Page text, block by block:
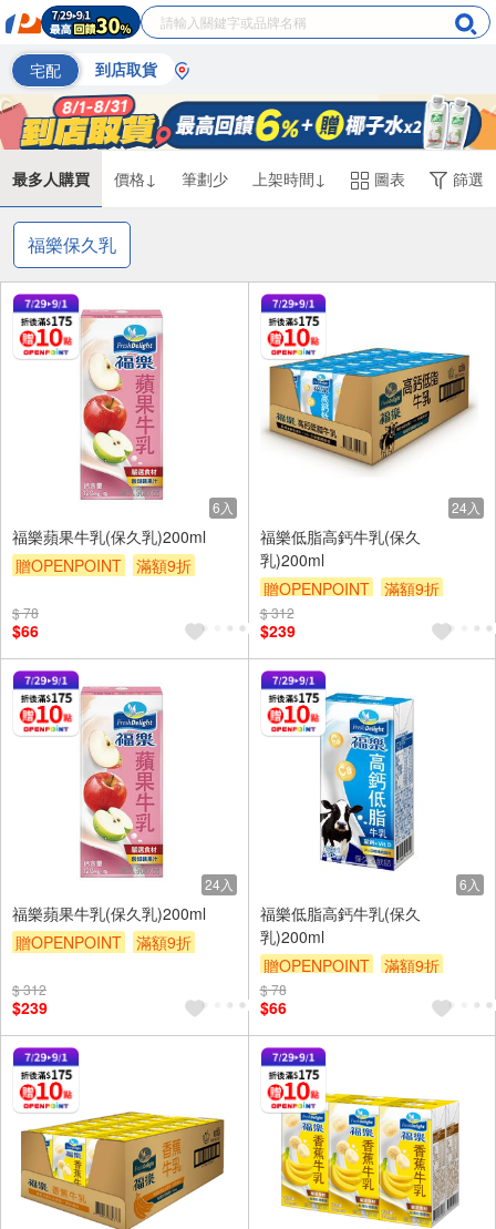
宅配 到店取貨
最多人購買 價格↓ 筆劃少 上架時間↓ 圖表 篩選
福樂保久乳
6入
福樂蘋果牛乳(保久乳)200ml
贈OPENPOINT
滿額9折
$ 78
$66
24入
福樂低脂高鈣牛乳(保久
乳)200ml
贈OPENPOINT
滿額9折
贈$200
$ 312
$239
24入
福樂蘋果牛乳(保久乳)200ml
贈OPENPOINT
滿額9折
$ 312
$239
6入
福樂低脂高鈣牛乳(保久
乳)200ml
贈OPENPOINT
滿額9折
贈$200
$ 78
$66